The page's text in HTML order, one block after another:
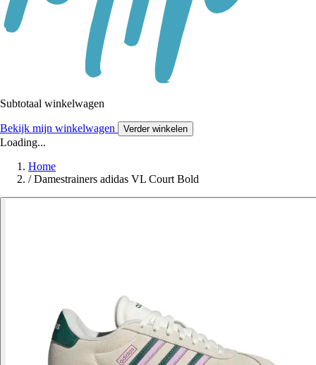
Subtotaal winkelwagen
Bekijk mijn winkelwagen Verder winkelen
Loading...
Home
/ Damestrainers adidas VL Court Bold